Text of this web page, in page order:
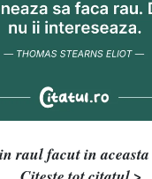
raul facut in aceasta